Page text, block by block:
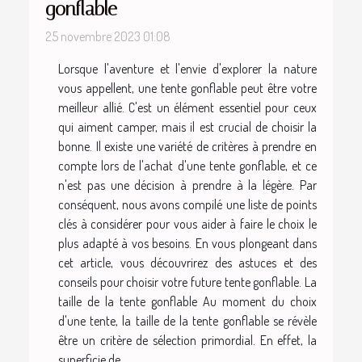
gonflable
25 novembre 2023 01:08
Lorsque l'aventure et l'envie d'explorer la nature
vous appellent, une tente gonflable peut être votre
meilleur allié. C'est un élément essentiel pour ceux
qui aiment camper, mais il est crucial de choisir la
bonne. Il existe une variété de critères à prendre en
compte lors de l'achat d'une tente gonflable, et ce
n'est pas une décision à prendre à la légère. Par
conséquent, nous avons compilé une liste de points
clés à considérer pour vous aider à faire le choix le
plus adapté à vos besoins. En vous plongeant dans
cet article, vous découvrirez des astuces et des
conseils pour choisir votre future tente gonflable. La
taille de la tente gonflable Au moment du choix
d'une tente, la taille de la tente gonflable se révèle
être un critère de sélection primordial. En effet, la